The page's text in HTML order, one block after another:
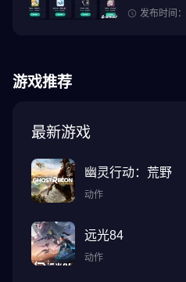
发布时间：
游戏推荐
最新游戏
幽灵行动：荒野
动作
远光84
动作